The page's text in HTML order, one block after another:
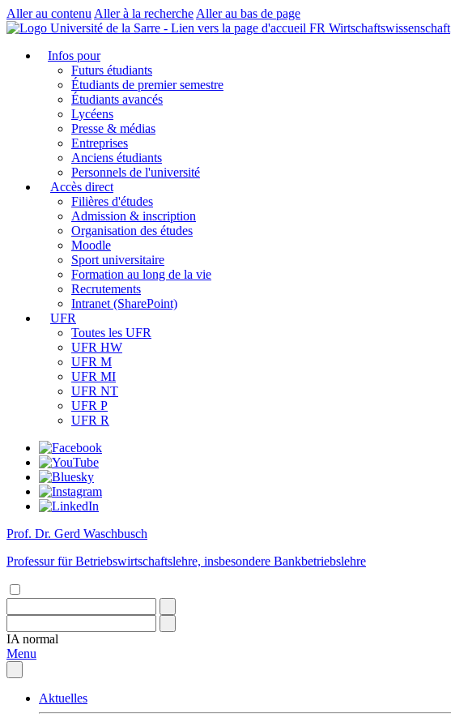
Aller au contenu Aller à la recherche Aller au bas de page
FR Wirtschaftswissenschaft
Infos pour
Futurs étudiants
Étudiants de premier semestre
Étudiants avancés
Lycéens
Presse & médias
Entreprises
Anciens étudiants
Personnels de l'université
Accès direct
Filières d'études
Admission & inscription
Organisation des études
Moodle
Sport universitaire
Formation au long de la vie
Recrutements
Intranet (SharePoint)
UFR
Toutes les UFR
UFR HW
UFR M
UFR MI
UFR NT
UFR P
UFR R
Prof. Dr. Gerd Waschbusch
Professur für Betriebswirtschaftslehre, insbesondere Bankbetriebslehre
IA normal
Menu
Aktuelles